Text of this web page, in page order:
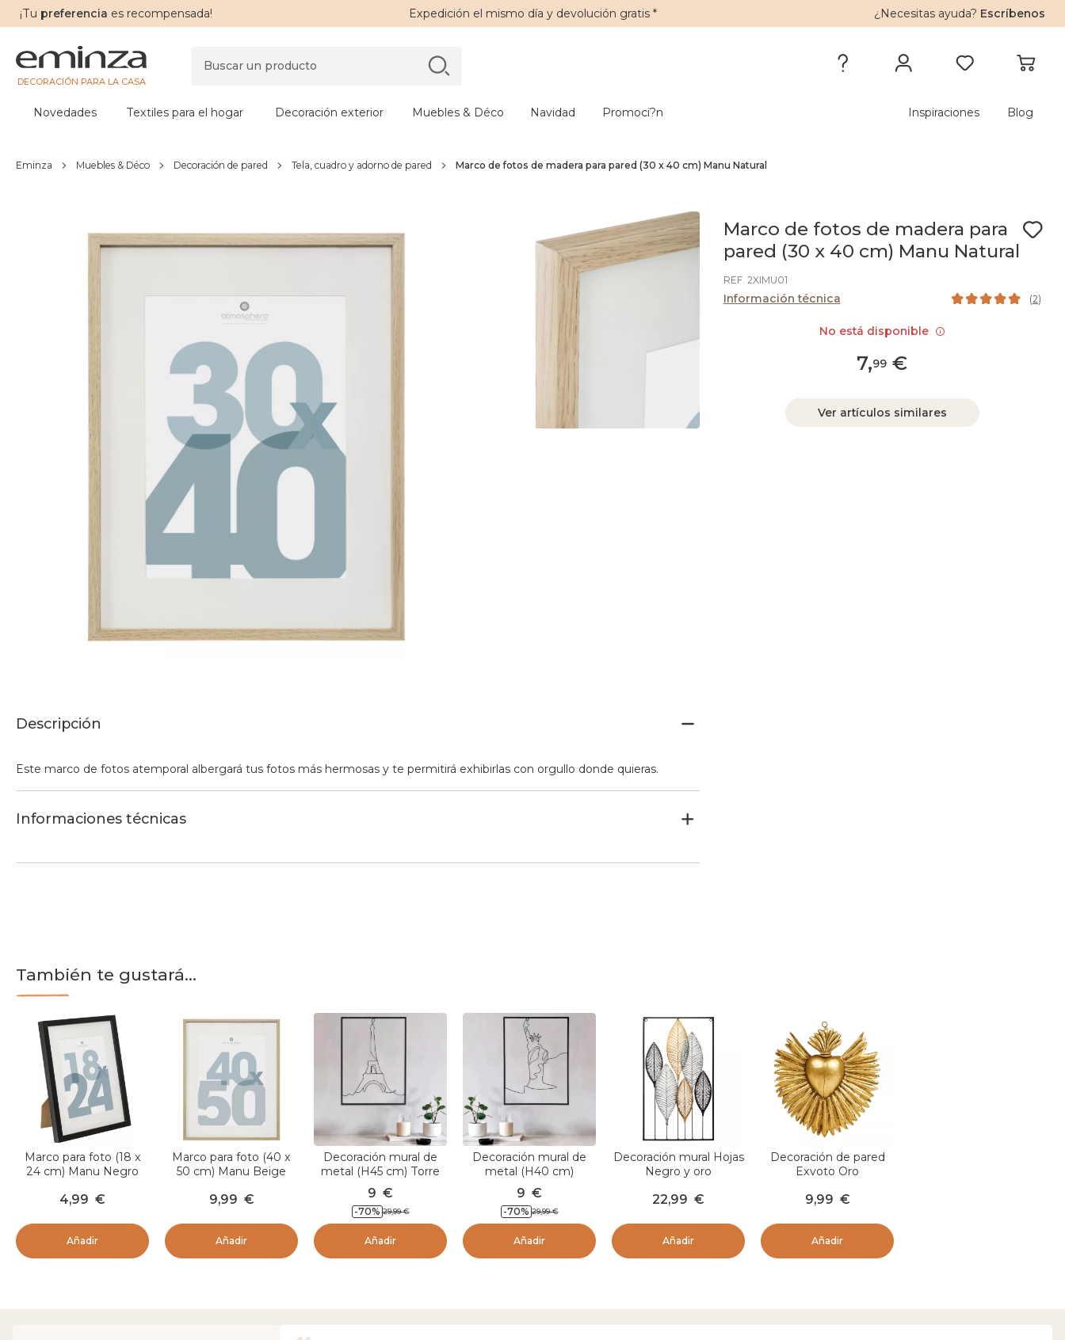
¡Tu preferencia es recompensada! Expedición el mismo día y devolución gratis* ¿Necesitas ayuda? Escríbenos
DECORACIÓN PARA LA CASA
Novedades Textiles para el hogar Decoración exterior Muebles & Déco Navidad Promoci?n Inspiraciones Blog
Eminza Muebles & Déco Decoración de pared Tela, cuadro y adorno de pared Marco de fotos de madera para pared (30 x 40 cm) Manu Natural
Marco de fotos de madera para
pared (30 x 40 cm) Manu Natural
REF. 2XIMU01
Información técnica (2)
7,99 €
Ver artículos similares
Descripción
Este marco de fotos atemporal albergará tus fotos más hermosas y te permitirá exhibirlas con orgullo donde quieras.
Informaciones técnicas
También te gustará...
Marco para foto (18 x
24 cm) Manu Negro
4,99 €
Añadir
Marco para foto (40 x
50 cm) Manu Beige
9,99 €
Añadir
Decoración mural de
metal (H45 cm) Torre
Eiffel Negro
9 €
-70% 29,99 €
Añadir
Decoración mural de
metal (H40 cm)
Estatua de la Libertad
Negro
9 €
-70% 29,99 €
Añadir
Decoración mural Hojas
Negro y oro
22,99 €
Añadir
Decoración de pared
Exvoto Oro
9,99 €
Añadir